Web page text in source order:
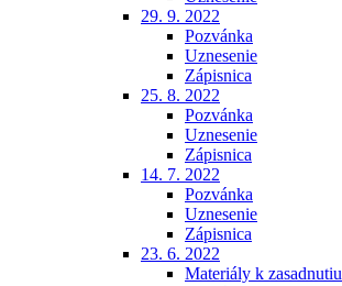
29. 9. 2022
Pozvánka
Uznesenie
Zápisnica
25. 8. 2022
Pozvánka
Uznesenie
Zápisnica
14. 7. 2022
Pozvánka
Uznesenie
Zápisnica
23. 6. 2022
Materiály k zasadnutiu